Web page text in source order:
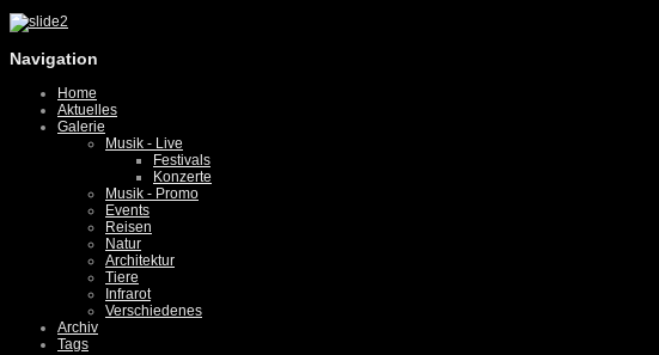
Navigation
Home
Aktuelles
Galerie
Musik - Live
Festivals
Konzerte
Musik - Promo
Events
Reisen
Natur
Architektur
Tiere
Infrarot
Verschiedenes
Archiv
Tags